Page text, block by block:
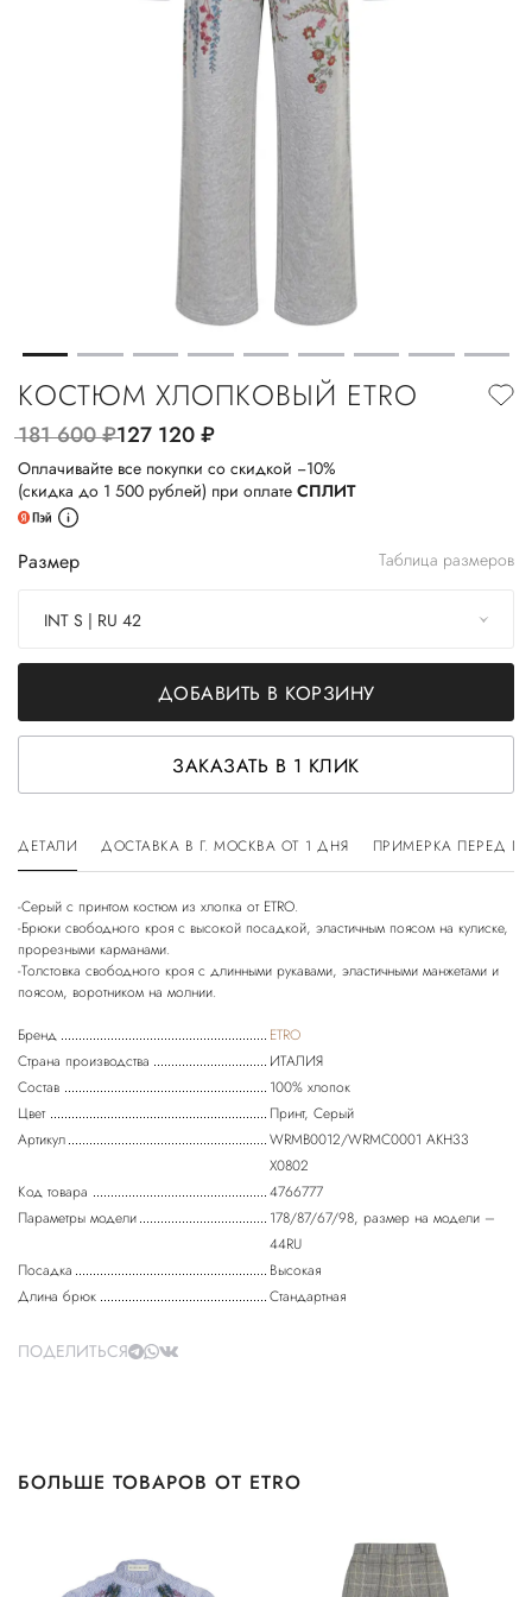
КОСТЮМ ХЛОПКОВЫЙ ETRO
181 600руб.127 120руб.
Оплачивайте все покупки со скидкой −10%
(скидка до 1 500 рублей) при оплате СПЛИТ
Размер Таблица размеров
INT S | RU 42
ДОБАВИТЬ В КОРЗИНУ
ЗАКАЗАТЬ В 1 КЛИК
ДЕТАЛИ ДОСТАВКА В Г. МОСКВА ОТ 1 ДНЯ ПРИМЕРКА ПЕРЕД
-Серый с принтом костюм из хлопка от ETRO.
-Брюки свободного кроя с высокой посадкой, эластичным поясом на кулиске,
прорезными карманами.
-Толстовка свободного кроя с длинными рукавами, эластичными манжетами и
Бренд
ETRO
Страна производства
ИТАЛИЯ
Состав
100% хлопок
Цвет
Принт, Серый
Артикул
WRMB0012/WRMC0001 AKH33
X0802
Код товара
4766777
Параметры модели
178/87/67/98, размер на модели –
44RU
Посадка
Высокая
Длина брюк
Стандартная
ПОДЕЛИТЬСЯ
БОЛЬШЕ ТОВАРОВ ОТ ETRO